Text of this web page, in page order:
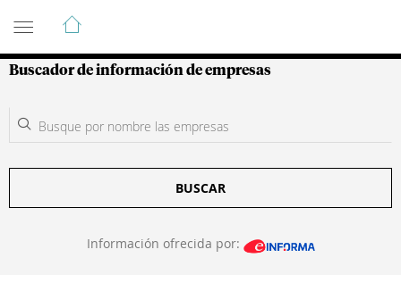
Guía de Empresas Colombianas
Buscador de información de empresas
BUSCAR
Información ofrecida por: